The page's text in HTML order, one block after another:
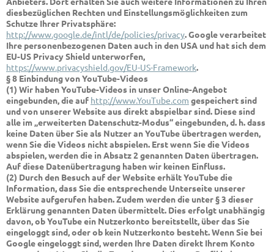
diesbezüglichen Rechten und Einstellungsmöglichkeiten zum
Schutze Ihrer Privatsphäre:
http://www.google.de/intl/de/policies/privacy. Google verarbeitet
Ihre personenbezogenen Daten auch in den USA und hat sich dem
EU-US Privacy Shield unterworfen,
https://www.privacyshield.gov/EU-US-Framework.
§ 8 Einbindung von YouTube-Videos
(1) Wir haben YouTube-Videos in unser Online-Angebot
eingebunden, die auf http://www.YouTube.com gespeichert sind
und von unserer Website aus direkt abspielbar sind. Diese sind
alle im „erweiterten Datenschutz-Modus“ eingebunden, d. h. dass
keine Daten über Sie als Nutzer an YouTube übertragen werden,
wenn Sie die Videos nicht abspielen. Erst wenn Sie die Videos
abspielen, werden die in Absatz 2 genannten Daten übertragen.
Auf diese Datenübertragung haben wir keinen Einfluss.
(2) Durch den Besuch auf der Website erhält YouTube die
Information, dass Sie die entsprechende Unterseite unserer
Website aufgerufen haben. Zudem werden die unter § 3 dieser
Erklärung genannten Daten übermittelt. Dies erfolgt unabhängig
davon, ob YouTube ein Nutzerkonto bereitstellt, über das Sie
eingeloggt sind, oder ob kein Nutzerkonto besteht. Wenn Sie bei
Google eingeloggt sind, werden Ihre Daten direkt Ihrem Konto